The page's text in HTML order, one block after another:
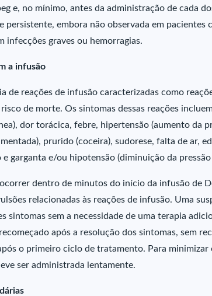
e, no mínimo, antes da administração de cada
persistente, embora não observada em pacientes
infecções graves ou hemorragias.
a infusão
de reações de infusão caracterizadas como
risco de morte. Os sintomas dessas reações
dor torácica, febre, hipertensão (aumento da
prurido (coceira), sudorese, falta de ar,
garganta e/ou hipotensão (diminuição da
ocorrer dentro de minutos do início da infusão de
relacionadas às reações de infusão. Uma
sintomas sem a necessidade de uma terapia
após a resolução dos sintomas, sem
o primeiro ciclo de tratamento. Para minimizar
ser administrada lentamente.